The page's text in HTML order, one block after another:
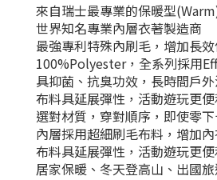
來自瑞士最專業的保暖型
世界知名專業內層衣著製造商
最強專利特殊內刷毛，增加長
100%Polyester，全系列採用
具抑菌、抗臭功效，長時間戶
布料具延展彈性，活動遊玩更
選對材質，穿對順序，即使零
內層採用超細刷毛布料，增加
布料具延展彈性，活動遊玩更
居家保暖、冬天登高山、出國